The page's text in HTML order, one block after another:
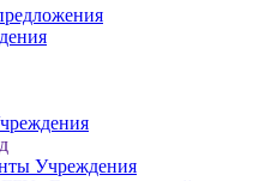
Учреждения